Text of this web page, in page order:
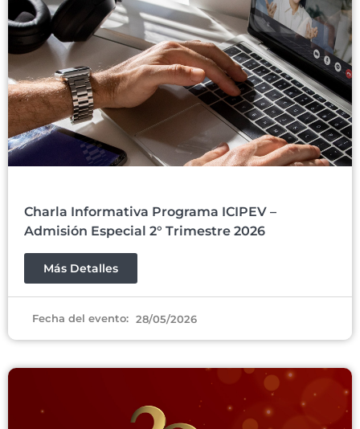
Charla Informativa Programa ICIPEV –
Admisión Especial 2° Trimestre 2026
Más Detalles
Fecha del evento: 28/05/2026